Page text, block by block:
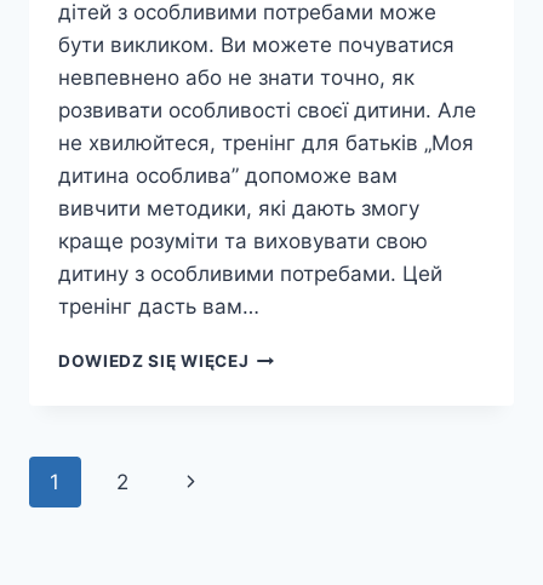
дітей з особливими потребами може
бути викликом. Ви можете почуватися
невпевнено або не знати точно, як
розвивати особливості своєї дитини. Але
не хвилюйтеся, тренінг для батьків „Моя
дитина особлива” допоможе вам
вивчити методики, які дають змогу
краще розуміти та виховувати свою
дитину з особливими потребами. Цей
тренінг дасть вам…
DOWIEDZ SIĘ WIĘCEJ МОЯ
Nawigacja
1 2
Następna